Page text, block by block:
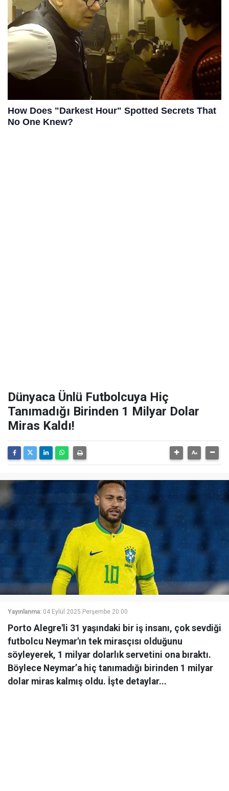
Dünyaca Ünlü Futbolcuya Hiç
Tanımadığı Birinden 1 Milyar Dolar
Miras Kaldı!
Yayınlanma: 04 Eylül 2025 Perşembe 20:00
Porto Alegre'li 31 yaşındaki bir iş insanı, çok sevdiği
futbolcu Neymar'ın tek mirasçısı olduğunu
söyleyerek, 1 milyar dolarlık servetini ona bıraktı.
Böylece Neymar’a hiç tanımadığı birinden 1 milyar
dolar miras kalmış oldu. İşte detaylar...